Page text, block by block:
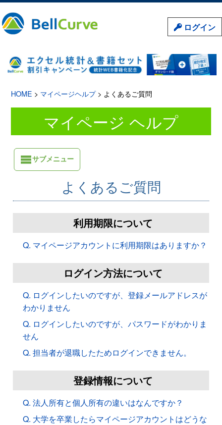
ログイン
HOME > マイページヘルプ> よくあるご質問
マイページ ヘルプ
サブメニュー
よくあるご質問
利用期限について
Q. マイページアカウントに利用期限はありますか？
ログイン方法について
Q. ログインしたいのですが、登録メールアドレスが
わかりません
Q. ログインしたいのですが、パスワードがわかりま
せん
Q. 担当者が退職したためログインできません。
登録情報について
Q. 法人所有と個人所有の違いはなんですか？
Q. 大学を卒業したらマイページアカウントはどうな